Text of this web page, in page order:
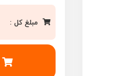
مبلغ کل :